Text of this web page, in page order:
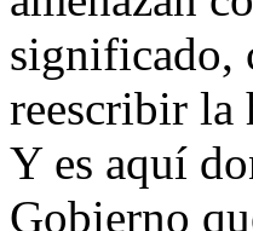
significado,
reescribir la
Y es aquí
Gobierno